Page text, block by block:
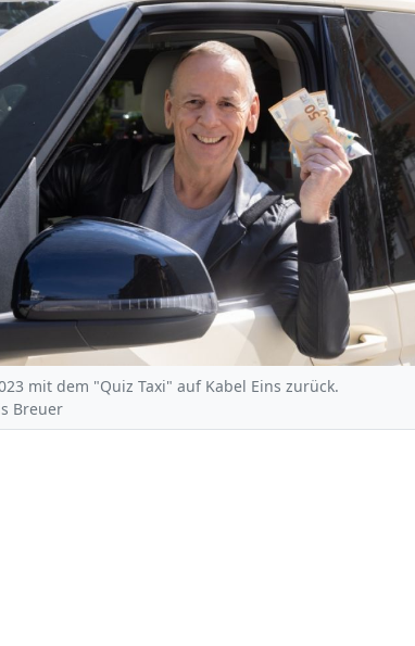
mit dem "Quiz Taxi" auf Kabel Eins zurück.
Breuer